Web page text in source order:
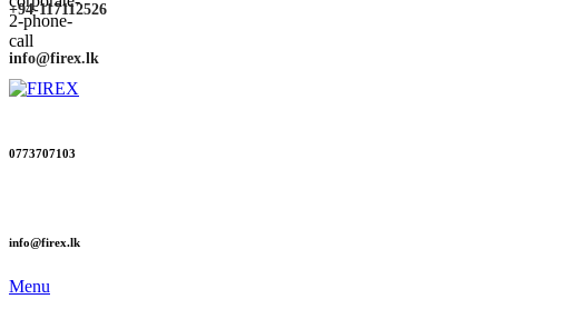
+94-117112526
info@firex.lk
0773707103
info@firex.lk
Menu